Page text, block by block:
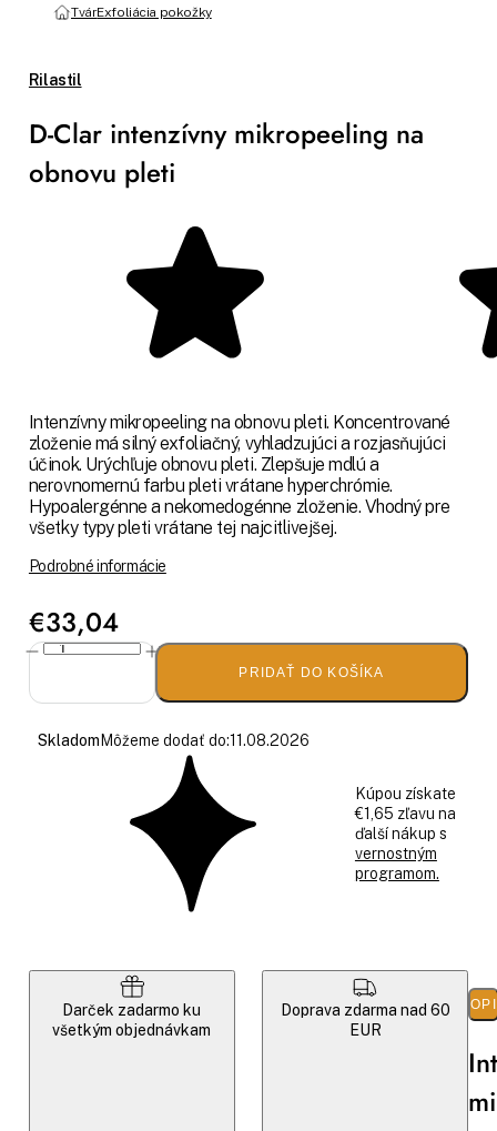
TvárExfoliácia pokožky
Rilastil
D-Clar intenzívny mikropeeling na
obnovu pleti
Intenzívny mikropeeling na obnovu pleti. Koncentrované
zloženie má silný exfoliačný, vyhladzujúci a rozjasňujúci
účinok. Urýchľuje obnovu pleti. Zlepšuje mdlú a
nerovnomernú farbu pleti vrátane hyperchrómie.
Hypoalergénne a nekomedogénne zloženie. Vhodný pre
všetky typy pleti vrátane tej najcitlivejšej.
Podrobné informácie
€33,04
PRIDAŤ DO KOŠÍKA
Skladom Môžeme dodať do:11.08.2026
Kúpou získate
€1,65 zľavu na
ďalší nákup s
vernostným
programom.
Darček zadarmo ku
všetkým objednávkam
Doprava zdarma nad 60
EUR